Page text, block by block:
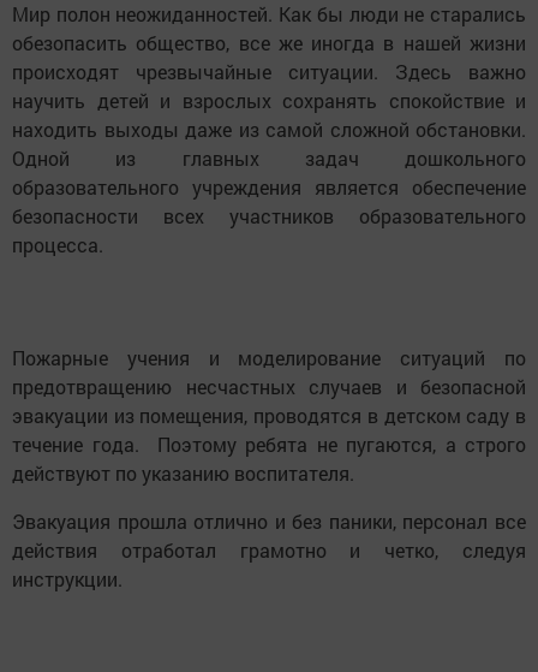
Мир полон неожиданностей. Как бы люди не старались
обезопасить общество, все же иногда в нашей жизни
происходят чрезвычайные ситуации. Здесь важно
научить детей и взрослых сохранять спокойствие и
находить выходы даже из самой сложной обстановки.
Одной из главных задач дошкольного
образовательного учреждения является обеспечение
безопасности всех участников образовательного
процесса.
Пожарные учения и моделирование ситуаций по
предотвращению несчастных случаев и безопасной
эвакуации из помещения, проводятся в детском саду в
течение года. Поэтому ребята не пугаются, а строго
действуют по указанию воспитателя.
Эвакуация прошла отлично и без паники, персонал все
действия отработал грамотно и четко, следуя
инструкции.